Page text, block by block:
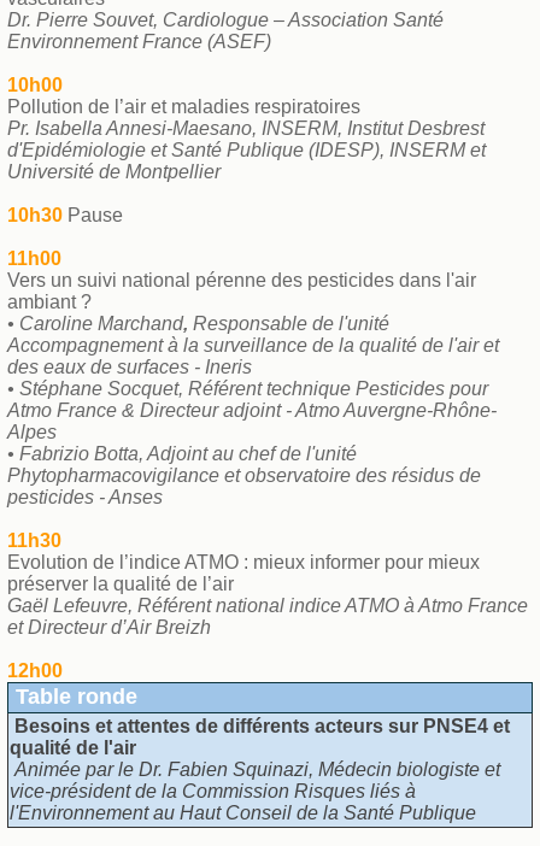
Dr. Pierre Souvet, Cardiologue – Association Santé
Environnement France (ASEF)
10h00
Pollution de l’air et maladies respiratoires
Pr. Isabella Annesi-Maesano, INSERM, Institut Desbrest
d'Epidémiologie et Santé Publique (IDESP), INSERM et
Université de Montpellier
10h30 Pause
11h00
Vers un suivi national pérenne des pesticides dans l'air
ambiant ?
• Caroline Marchand, Responsable de l'unité
Accompagnement à la surveillance de la qualité de l'air et
des eaux de surfaces - Ineris
• Stéphane Socquet, Référent technique Pesticides pour
Atmo France & Directeur adjoint - Atmo Auvergne-Rhône-
Alpes
• Fabrizio Botta, Adjoint au chef de l'unité
Phytopharmacovigilance et observatoire des résidus de
pesticides - Anses
11h30
Evolution de l’indice ATMO : mieux informer pour mieux
préserver la qualité de l’air
Gaël Lefeuvre, Référent national indice ATMO à Atmo France
et Directeur d’Air Breizh
12h00
Table ronde
Besoins et attentes de différents acteurs sur PNSE4 et
qualité de l'air
Animée par le Dr. Fabien Squinazi, Médecin biologiste et
vice-président de la Commission Risques liés à
l'Environnement au Haut Conseil de la Santé Publique